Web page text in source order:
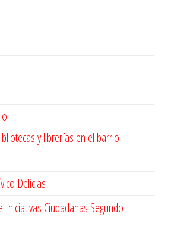
y librerías en el barrio
Delicias
Iniciativas Ciudadanas Segundo